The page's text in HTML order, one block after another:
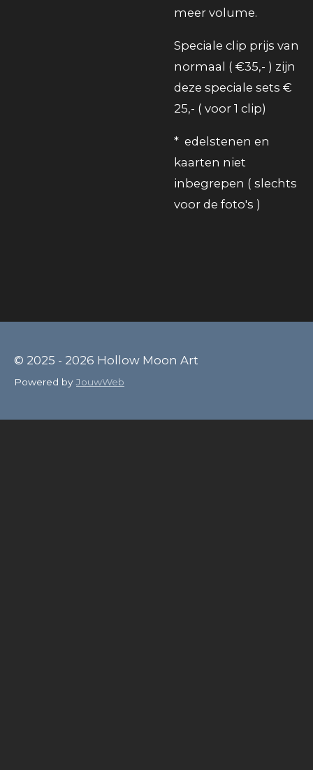
meer volume.
Speciale clip prijs van
normaal ( €35,- ) zijn
deze speciale sets €
25,- ( voor 1 clip)
* edelstenen en
kaarten niet
inbegrepen ( slechts
voor de foto's )
© 2025 - 2026 Hollow Moon Art
Powered byJouwWeb